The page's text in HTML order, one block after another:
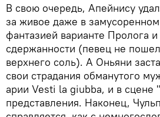
В свою очередь, Апейнису
за живое даже в
фантазией варианте Пролога
сдержанности (певец не
верхнего соль). А Оньяни
свои страдания обманутого
арии Vesti la giubba, и в сцене
представления. Наконец,